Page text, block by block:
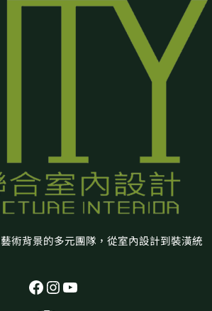
術背景的多元團隊，從室內設計到裝潢統